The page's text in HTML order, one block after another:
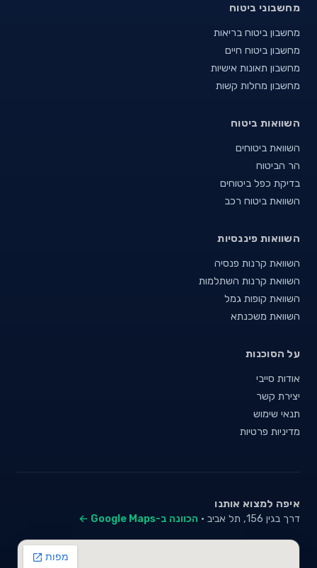
מחשבוני ביטוח
מחשבון ביטוח בריאות
מחשבון ביטוח חיים
מחשבון תאונות אישיות
מחשבון מחלות קשות
השוואות ביטוח
השוואת ביטוחים
הר הביטוח
בדיקת כפל ביטוחים
השוואת ביטוח רכב
השוואות פיננסיות
השוואת קרנות פנסיה
השוואת קרנות השתלמות
השוואת קופות גמל
השוואת משכנתא
על הסוכנות
אודות סייבי
יצירת קשר
תנאי שימוש
מדיניות פרטיות
איפה למצוא אותנו
דרך בגין 156, תל אביב · הכוונה ב-Google Maps ←